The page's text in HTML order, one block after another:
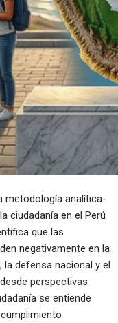
metodología analítica-
ciudadanía en el Perú
que las
negativamente en la
la defensa nacional y el
perspectivas
se entiende